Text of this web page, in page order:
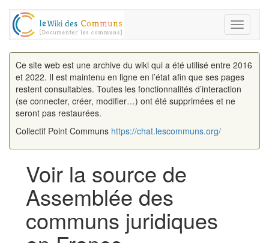
Toggle
Ce site web est une archive du wiki qui a été utilisé entre 2016
et 2022. Il est maintenu en ligne en l’état afin que ses pages
restent consultables. Toutes les fonctionnalités d’interaction
(se connecter, créer, modifier…) ont été supprimées et ne
seront pas restaurées.
Collectif Point Communs https://chat.lescommuns.org/
Voir la source de
Assemblée des
communs juridiques